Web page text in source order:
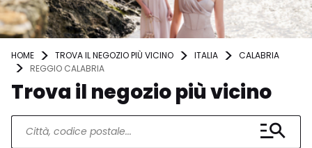
HOME TROVA IL NEGOZIO PIÙ VICINO ITALIA
CALABRIA
REGGIO CALABRIA
Trova il negozio più vicino